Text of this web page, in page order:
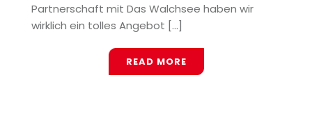
Partnerschaft mit Das Walchsee haben wir
wirklich ein tolles Angebot [...]
READ MORE